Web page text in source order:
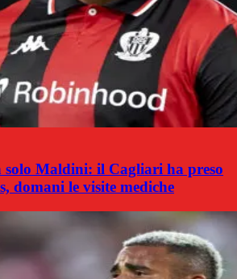
Maldini: il Cagliari ha preso
domani le visite mediche